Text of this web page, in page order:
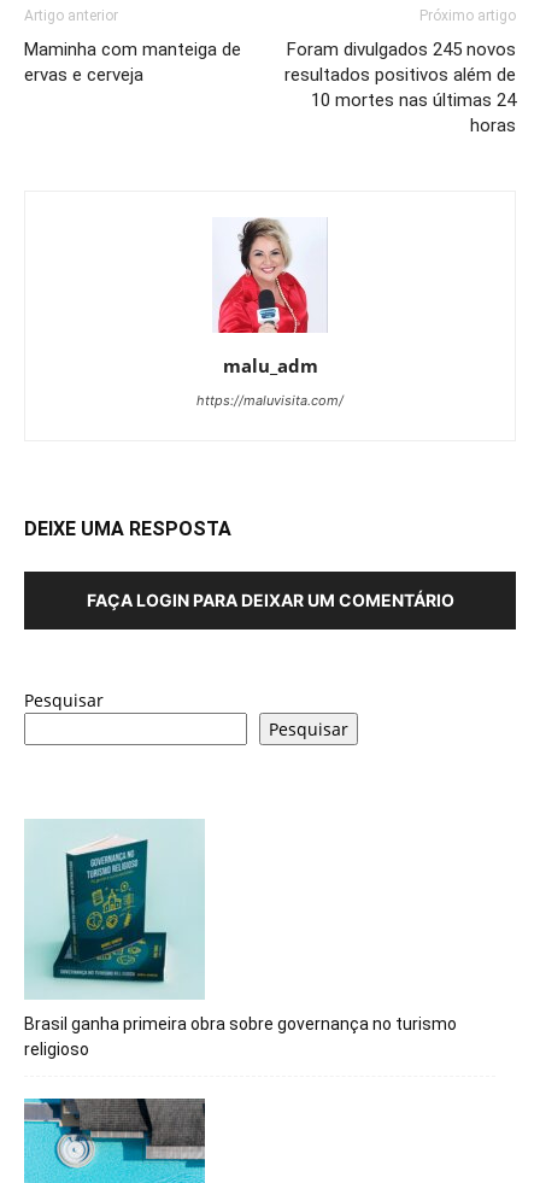
Artigo anterior
Maminha com manteiga de
ervas e cerveja
Próximo artigo
Foram divulgados 245 novos
resultados positivos além de
10 mortes nas últimas 24
horas
malu_adm
https://maluvisita.com/
DEIXE UMA RESPOSTA
FAÇA LOGIN PARA DEIXAR UM COMENTÁRIO
Pesquisar
Pesquisar
Brasil ganha primeira obra sobre governança no turismo
religioso